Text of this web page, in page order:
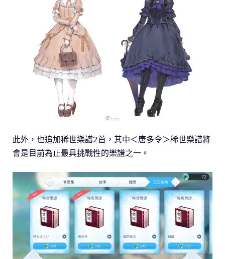
此外，也追加稀世樂譜2首，其中＜唐多令＞稀世樂譜將
會是目前為止最具挑戰性的樂譜之一。